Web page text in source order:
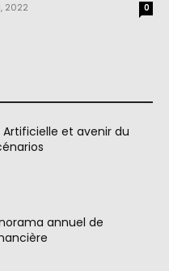
2022 0
et avenir du
annuel de